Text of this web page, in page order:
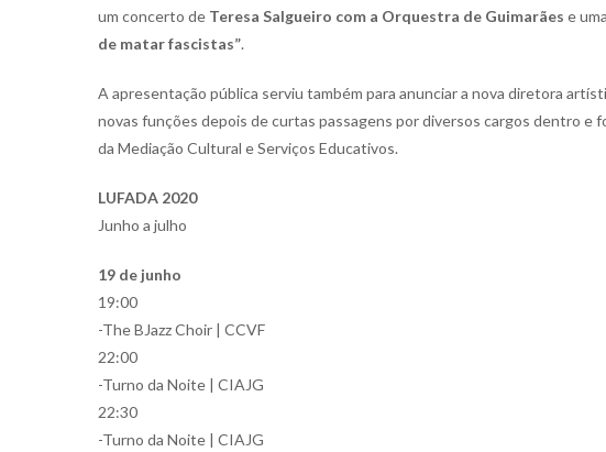
um concerto de Teresa Salgueiro com a Orquestra de Guimarães e
de matar fascistas”.
A apresentação pública serviu também para anunciar a nova diretora
novas funções depois de curtas passagens por diversos cargos dentro e
da Mediação Cultural e Serviços Educativos.
LUFADA 2020
Junho a julho
19 de junho
19:00
-The BJazz Choir | CCVF
22:00
-Turno da Noite | CIAJG
22:30
-Turno da Noite | CIAJG